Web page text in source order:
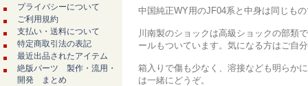
プライバシーについて
ご利用規約
支払い・送料について
特定商取引法の表記
最近出品されたアイテム
絶版パーツ 製作・流用・
開発 まとめ
中国純正WY用のJF04系と中身は同じも
川南製のショックは高級ショックの部類
ールもついています。気になる方はご自
箱入りで傷も少なく、溶接なども明らか
は一緒にどうぞ。